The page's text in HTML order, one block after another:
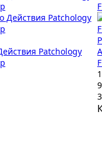
Patchology